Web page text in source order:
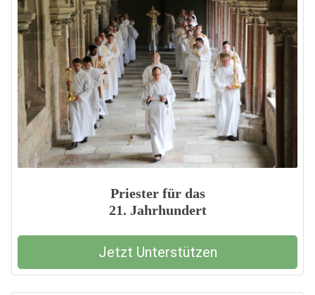
Priester für das
21. Jahrhundert
Jetzt Unterstützen